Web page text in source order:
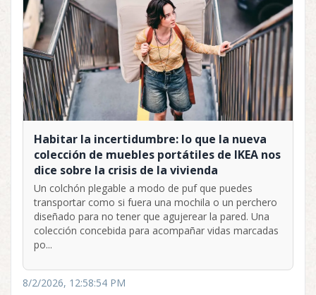
Habitar la incertidumbre: lo que la nueva
colección de muebles portátiles de IKEA nos
dice sobre la crisis de la vivienda
Un colchón plegable a modo de puf que puedes
transportar como si fuera una mochila o un perchero
diseñado para no tener que agujerear la pared. Una
colección concebida para acompañar vidas marcadas
po...
8/2/2026, 12:58:54 PM